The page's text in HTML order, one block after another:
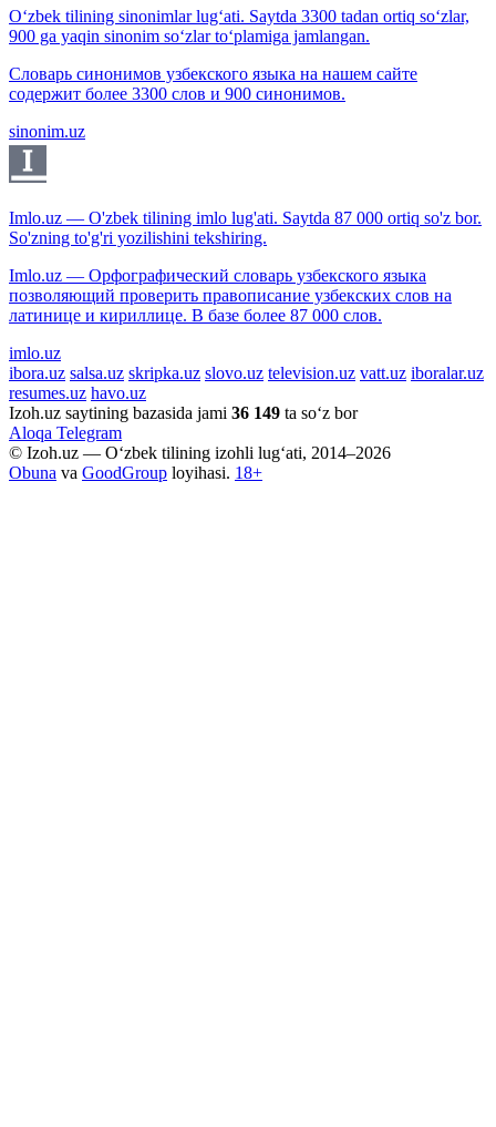
O‘zbek tilining sinonimlar lug‘ati. Saytda 3300 tadan ortiq so‘zlar,
900 ga yaqin sinonim so‘zlar to‘plamiga jamlangan.
Словарь синонимов узбекского языка на нашем сайте
содержит более 3300 слов и 900 синонимов.
sinonim.uz
Imlo.uz — O'zbek tilining imlo lug'ati. Saytda 87 000 ortiq so'z bor.
So'zning to'g'ri yozilishini tekshiring.
Imlo.uz — Орфографический словарь узбекского языка
позволяющий проверить правописание узбекских слов на
латинице и кириллице. В базе более 87 000 слов.
imlo.uz
ibora.uz salsa.uz skripka.uz slovo.uz television.uz vatt.uz iboralar.uz
resumes.uz havo.uz
Izoh.uz saytining bazasida jami 36 149 ta so‘z bor
Aloqa Telegram
© Izoh.uz — O‘zbek tilining izohli lug‘ati, 2014–2026
Obuna va GoodGroup loyihasi. 18+